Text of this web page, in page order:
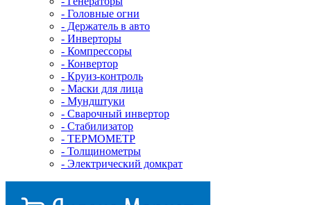
- Головные огни
- Держатель в авто
- Инверторы
- Компрессоры
- Конвертор
- Круиз-контроль
- Маски для лица
- Мундштуки
- Сварочный инвертор
- Стабилизатор
- ТЕРМОМЕТР
- Толщинометры
- Электрический домкрат